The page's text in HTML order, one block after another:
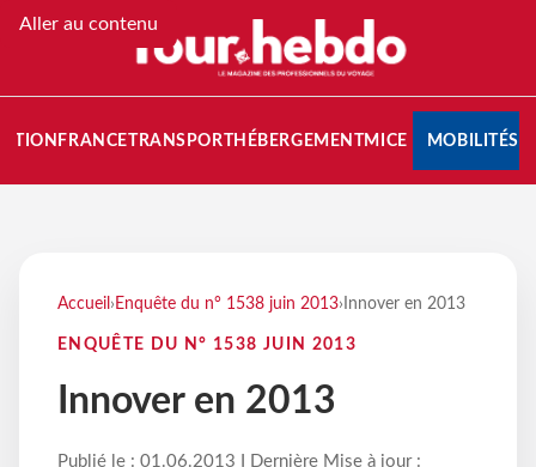
Aller au contenu
FRANCETRANSPORT HÉBERGEMENTMICE MOBILITÉS
Accueil › Enquête du n° 1538 juin 2013› Innover en 2013
ENQUÊTE DU N° 1538 JUIN 2013
Innover en 2013
Publié le : 01.06.2013 I Dernière Mise à jour :